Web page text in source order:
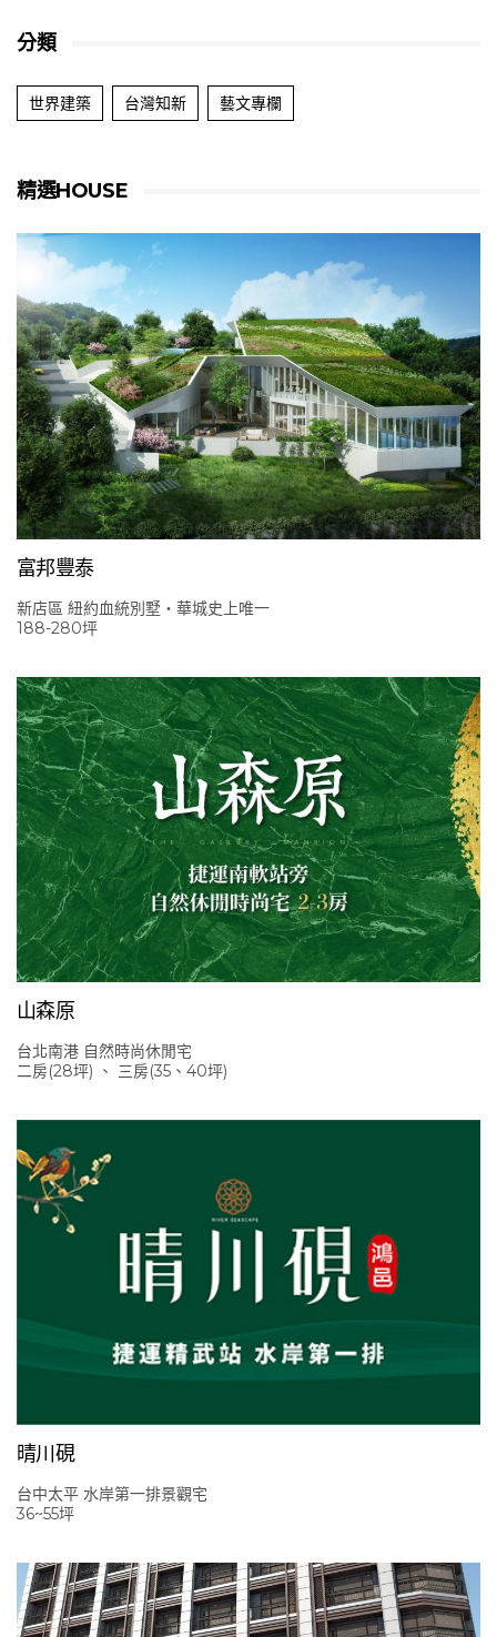
分類
世界建築 台灣知新 藝文專欄
精選HOUSE
富邦豐泰
新店區 紐約血統別墅‧華城史上唯一
188-280坪
山森原
台北南港 自然時尚休閒宅
二房(28坪) 、 三房(35、40坪)
晴川硯
台中太平 水岸第一排景觀宅
36~55坪